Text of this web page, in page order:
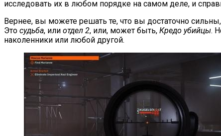
исследовать их в любом порядке на самом деле, и
Вернее, вы можете решать те, что вы достаточно
Это судьба, или отдел 2, или, может быть, Кредо убийцы.
наколенники или любой другой.